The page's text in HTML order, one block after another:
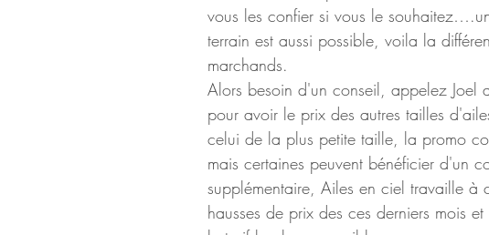
vous les confier si vous le
terrain est aussi possible, voila la
marchands.
Alors besoin d'un conseil, appelez
pour avoir le prix des autres tailles
celui de la plus petite taille, la promo
mais certaines peuvent bénéficier d'un
supplémentaire, Ailes en ciel travaille à
hausses de prix des ces derniers mois